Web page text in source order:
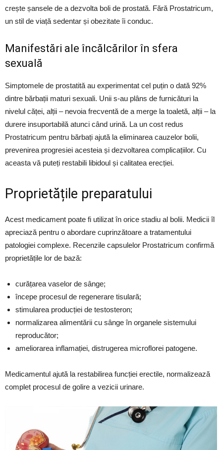
crește șansele de a dezvolta boli de prostată. Fără Prostatricum,
un stil de viață sedentar și obezitate îi conduc.
Manifestări ale încălcărilor în sfera
sexuală
Simptomele de prostatită au experimentat cel puțin o dată 92%
dintre bărbații maturi sexuali. Unii s-au plâns de furnicături la
nivelul căței, alții – nevoia frecventă de a merge la toaletă, alții – la
durere insuportabilă atunci când urină. La un cost redus
Prostatricum pentru bărbați ajută la eliminarea cauzelor bolii,
prevenirea progresiei acesteia și dezvoltarea complicațiilor. Cu
aceasta vă puteți restabili libidoul și calitatea erecției.
Proprietățile preparatului
Acest medicament poate fi utilizat în orice stadiu al bolii. Medicii îl
apreciază pentru o abordare cuprinzătoare a tratamentului
patologiei complexe. Recenzile capsulelor Prostatricum confirmă
proprietățile lor de bază:
curățarea vaselor de sânge;
începe procesul de regenerare tisulară;
stimularea producției de testosteron;
normalizarea alimentării cu sânge în organele sistemului
reproducător;
ameliorarea inflamației, distrugerea microflorei patogene.
Medicamentul ajută la restabilirea funcției erectile, normalizează
complet procesul de golire a vezicii urinare.